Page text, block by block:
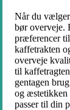
Når du vælger
bør overveje.
præferencer
kaffetrakten
overveje
til
gentagen
og æstetikken
passer til din